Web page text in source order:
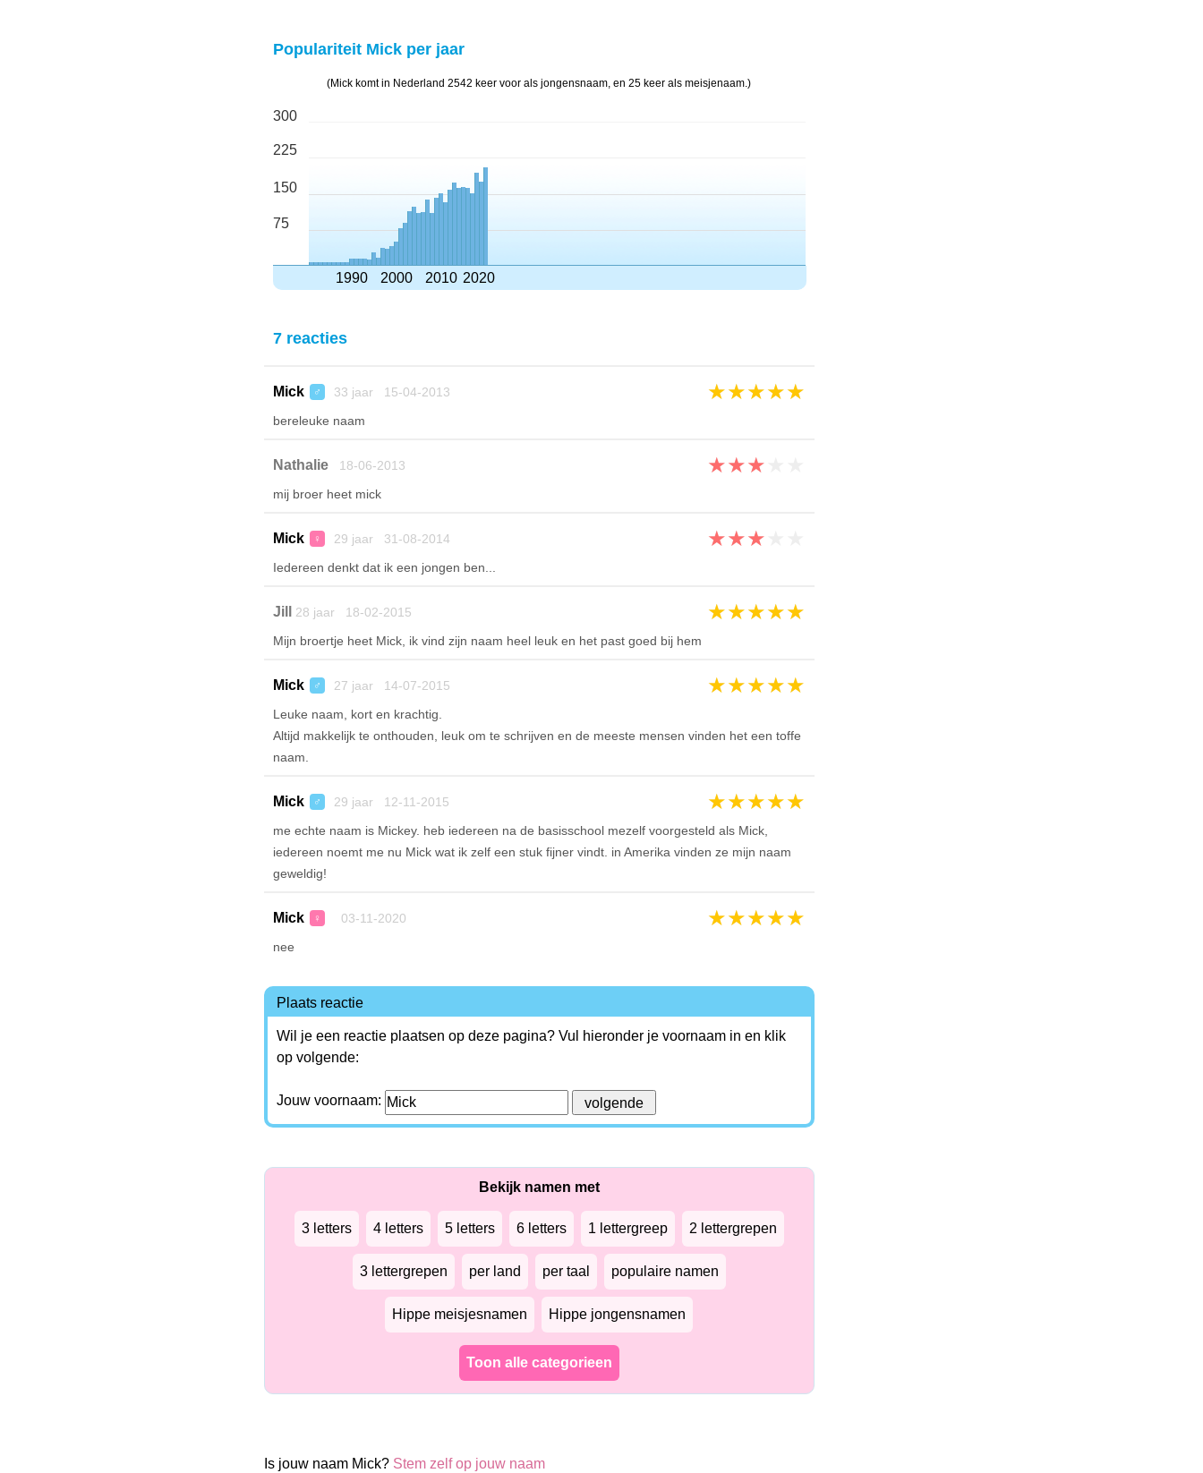
Populariteit Mick per jaar
(Mick komt in Nederland 2542 keer voor als jongensnaam, en 25 keer als meisjenaam.)
300
225
150
75
1990 2000 2010 2020
7 reacties
Mick ♂ 33 jaar 15-04-2013 ★★★★★
bereleuke naam
Nathalie18-06-2013 ★★★
mij broer heet mick
Mick ♀ 29 jaar 31-08-2014 ★★★
Iedereen denkt dat ik een jongen ben...
Jill 28 jaar 18-02-2015 ★★★★★
Mijn broertje heet Mick, ik vind zijn naam heel leuk en het past goed bij hem
Mick ♂ 27 jaar 14-07-2015 ★★★★★
Leuke naam, kort en krachtig.
Altijd makkelijk te onthouden, leuk om te schrijven en de meeste mensen vinden het een toffe
naam.
Mick ♂ 29 jaar 12-11-2015 ★★★★★
me echte naam is Mickey. heb iedereen na de basisschool mezelf voorgesteld als Mick,
iedereen noemt me nu Mick wat ik zelf een stuk fijner vindt. in Amerika vinden ze mijn naam
geweldig!
Mick ♀ 03-11-2020 ★★★★★
nee
Plaats reactie
Wil je een reactie plaatsen op deze pagina? Vul hieronder je voornaam in en klik
op volgende:
Jouw voornaam:
Bekijk namen met
3 letters 4 letters 5 letters 6 letters 1 lettergreep 2 lettergrepen
3 lettergrepen per land per taal populaire namen
Hippe meisjesnamen Hippe jongensnamen
Toon alle categorieen
Is jouw naam Mick? Stem zelf op jouw naam